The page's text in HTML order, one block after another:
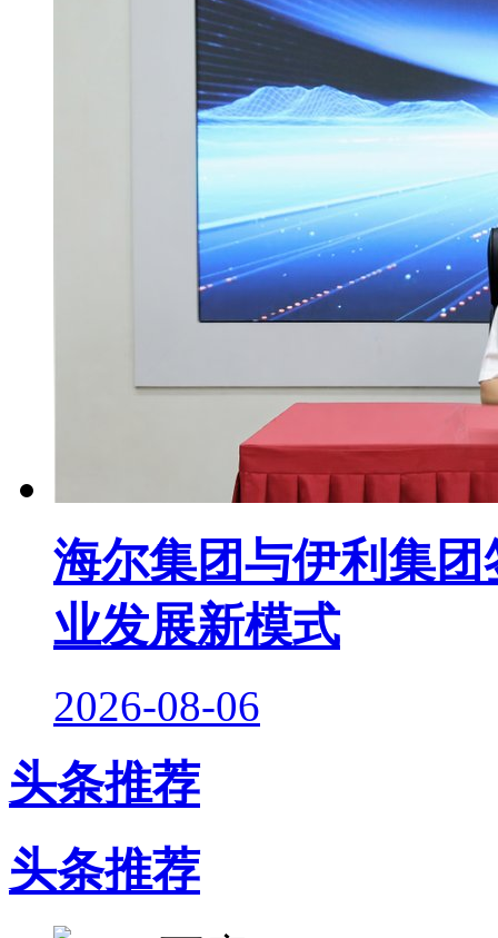
海尔集团与伊利集
业发展新模式
2026-08-06
头条推荐
头条推荐